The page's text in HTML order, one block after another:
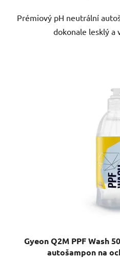
Prémiový pH neutrální
dokonale lesklý a
Gyeon Q2M PPF Wash
autošampon na